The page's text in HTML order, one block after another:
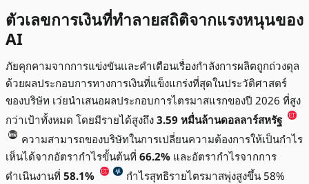
ตัวเลขการเงินที่ทำลายสถิติจากแรงหนุนของ
AI
ภัยคุกคามจากการแข่งขันและคำเตือนเรื่องกำลังการผลิตถูกถ่วงดุล
ด้วยผลประกอบการทางการเงินที่แข็งแกร่งที่สุดในประวัติศาสตร์
ของบริษัท เว่ยนำเสนอผลประกอบการไตรมาสแรกของปี 2026 ที่สูง
กว่าเป้าทั้งหมด โดยมีรายได้สูงถึง 3.59 หมื่นล้านดอลลาร์สหรัฐ
ความสามารถของบริษัทในการเปลี่ยนความต้องการให้เป็นกำไร
เห็นได้จากอัตรากำไรขั้นต้นที่ 66.2% และอัตรากำไรจากการ
ดำเนินงานที่ 58.1%
กำไรสุทธิรายไตรมาสพุ่งสูงขึ้น 58%